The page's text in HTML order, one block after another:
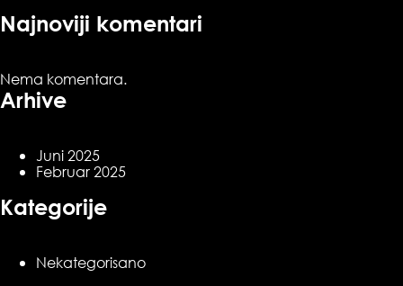
Najnoviji komentari
Nema komentara.
Arhive
Juni 2025
Februar 2025
Kategorije
Nekategorisano